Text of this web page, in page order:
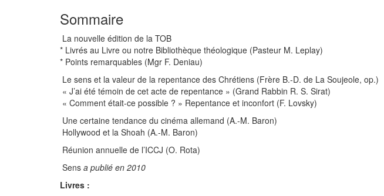
Sommaire
La nouvelle édition de la TOB
* Livrés au Livre ou notre Bibliothèque théologique (Pasteur M. Leplay)
* Points remarquables (Mgr F. Deniau)
Le sens et la valeur de la repentance des Chrétiens (Frère B.-D. de La Soujeole, op.)
« J’ai été témoin de cet acte de repentance » (Grand Rabbin R. S. Sirat)
« Comment était-ce possible ? » Repentance et inconfort (F. Lovsky)
Une certaine tendance du cinéma allemand (A.-M. Baron)
Hollywood et la Shoah (A.-M. Baron)
Réunion annuelle de l’ICCJ (O. Rota)
Sens a publié en 2010
Livres :